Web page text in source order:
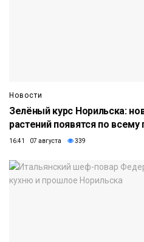
Новости
Зелёный курс Норильска:
растений появятся по всему
16:41 07 августа 339